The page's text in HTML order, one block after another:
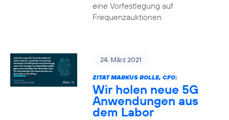
eine Vorfestlegung auf
Frequenzauktionen.
24. März 2021
ZITAT MARKUS ROLLE, CFO:
Wir holen neue 5G
Anwendungen aus
dem Labor